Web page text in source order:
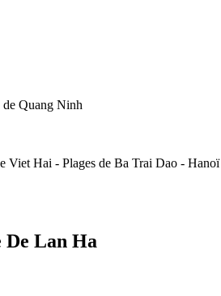
Quang Ninh
Viet Hai - Plages de Ba Trai Dao - Hanoï
De Lan Ha